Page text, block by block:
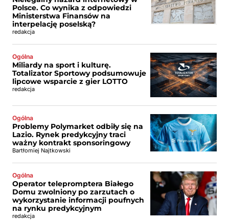
Polsce. Co wynika z odpowiedzi
Ministerstwa Finansów na
interpelację poselską?
redakcja
Ogólna
Miliardy na sport i kulturę.
Totalizator Sportowy podsumowuje
lipcowe wsparcie z gier LOTTO
redakcja
Ogólna
Problemy Polymarket odbiły się na
Lazio. Rynek predykcyjny traci
ważny kontrakt sponsoringowy
Bartłomiej Najtkowski
Ogólna
Operator telepromptera Białego
Domu zwolniony po zarzutach o
wykorzystanie informacji poufnych
na rynku predykcyjnym
redakcja